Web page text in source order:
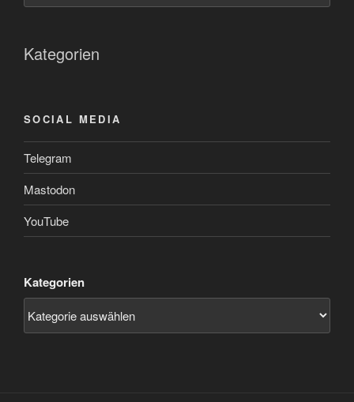
Kategorien
SOCIAL MEDIA
Telegram
Mastodon
YouTube
Kategorien